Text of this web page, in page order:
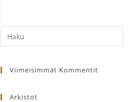
Search
this
Viimeisimmät Kommentit
Arkistot